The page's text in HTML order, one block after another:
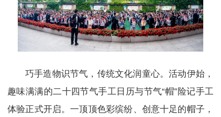
巧手造物识节气，传统文化润童心。活动伊始，
趣味满满的二十四节气手工日历与节气“帽”险记手工
体验正式开启。一顶顶色彩缤纷、创意十足的帽子，